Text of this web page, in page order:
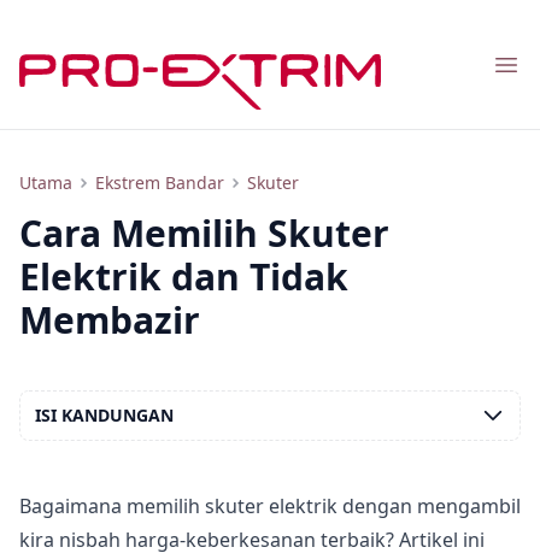
Utama Ekstrem Bandar Skuter
Cara Memilih Skuter Elektrik dan Tidak Membazir
Cara Memilih Skuter
Elektrik dan Tidak
Membazir
Bagaimana memilih skuter elektrik dengan mengambil
kira nisbah harga-keberkesanan terbaik? Artikel ini
ISI KANDUNGAN